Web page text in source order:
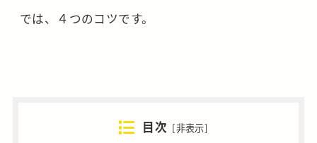
では、４つのコツです。
目次 [非表示]